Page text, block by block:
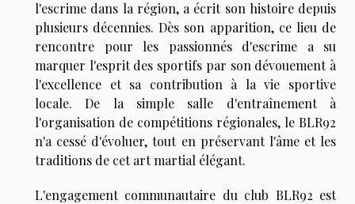
l'escrime dans la région, a écrit son histoire depuis
plusieurs décennies. Dès son apparition, ce lieu de
rencontre pour les passionnés d'escrime a su
marquer l'esprit des sportifs par son dévouement à
l'excellence et sa contribution à la vie sportive
locale. De la simple salle d'entraînement à
l'organisation de compétitions régionales, le BLR92
n'a cessé d'évoluer, tout en préservant l'âme et les
traditions de cet art martial élégant.
L'engagement communautaire du club BLR92 est